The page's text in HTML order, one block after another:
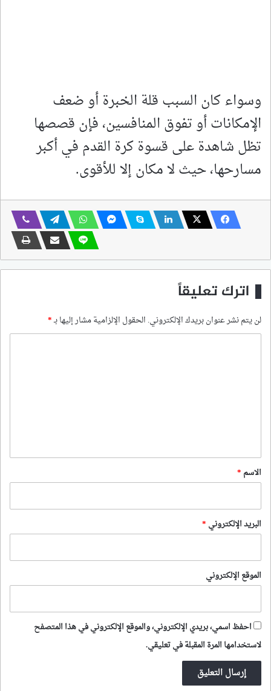
وسواء كان السبب قلة الخبرة أو ضعف
الإمكانات أو تفوق المنافسين، فإن قصصها
تظل شاهدة على قسوة كرة القدم في أكبر
مسارحها، حيث لا مكان إلا للأقوى.
اترك تعليقاً
لن يتم نشر عنوان بريدك الإلكتروني. الحقول الإلزامية مشار إليها بـ*
*
الاسم *
البريد الإلكتروني *
الموقع الإلكتروني
احفظ اسمي، بريدي الإلكتروني، والموقع الإلكتروني في هذا المتصفح
لاستخدامها المرة المقبلة في تعليقي.